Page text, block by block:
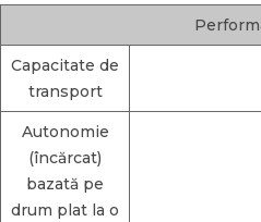
Capacitate de
transport
Autonomie
(încărcat)
bazată pe
drum plat la o